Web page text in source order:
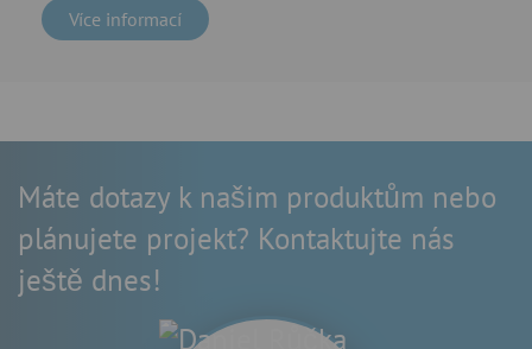
Více informací
Máte dotazy k našim produktům nebo
plánujete projekt? Kontaktujte nás
ještě dnes!